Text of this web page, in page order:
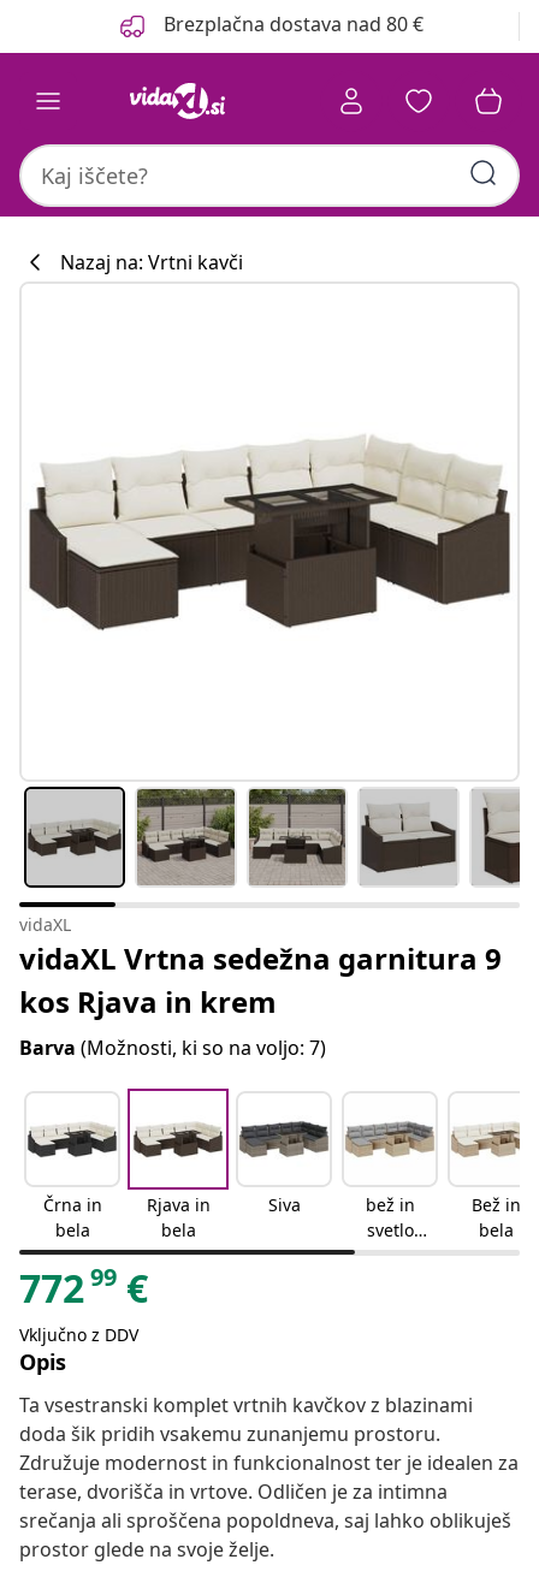
Brezplačna dostava nad 80 €
Nazaj na: Vrtni kavči
vidaXL
vidaXL Vrtna sedežna garnitura 9
kos Rjava in krem
Barva (Možnosti, ki so na voljo: 7)
Črna in
bela
Rjava in
bela
Siva
bež in
svetlo
siva
Bež in
bela
77299 €
Vključno z DDV
Opis
Ta vsestranski komplet vrtnih kavčkov z blazinami
doda šik pridih vsakemu zunanjemu prostoru.
Združuje modernost in funkcionalnost ter je idealen za
terase, dvorišča in vrtove. Odličen je za intimna
srečanja ali sproščena popoldneva, saj lahko oblikuješ
prostor glede na svoje želje.